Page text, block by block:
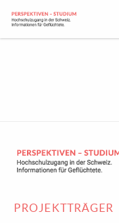
PROJEKTTRÄGER